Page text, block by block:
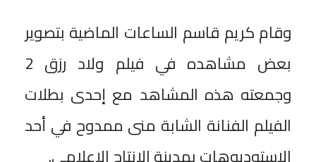
وقام كريم قاسم الساعات الماضية بتصوير
بعض مشاهده في فيلم ولاد رزق 2
وجمعته هذه المشاهد مع إحدى بطلات
الفيلم الفنانة الشابة منى ممدوح في أحد